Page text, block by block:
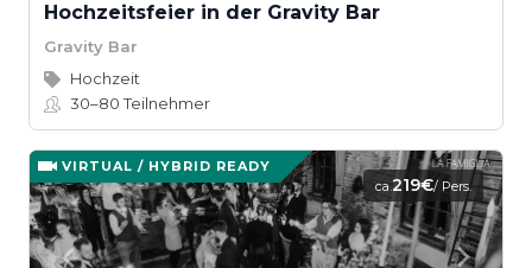
Hochzeitsfeier in der Gravity Bar
Gravity Bar
Hochzeit
30–80Teilnehmer
VIRTUAL / HYBRID READY
ca.219€/ Pers.